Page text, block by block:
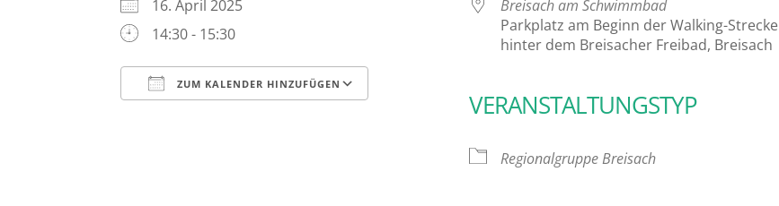
16. April 2025
14:30 - 15:30
ZUM KALENDER HINZUFÜGEN
Google Kalender iCalendar
Breisach am Schwimmbad
Parkplatz am Beginn der Walking-Strecke
hinter dem Breisacher Freibad, Breisach
VERANSTALTUNGSTYP
Regionalgruppe Breisach